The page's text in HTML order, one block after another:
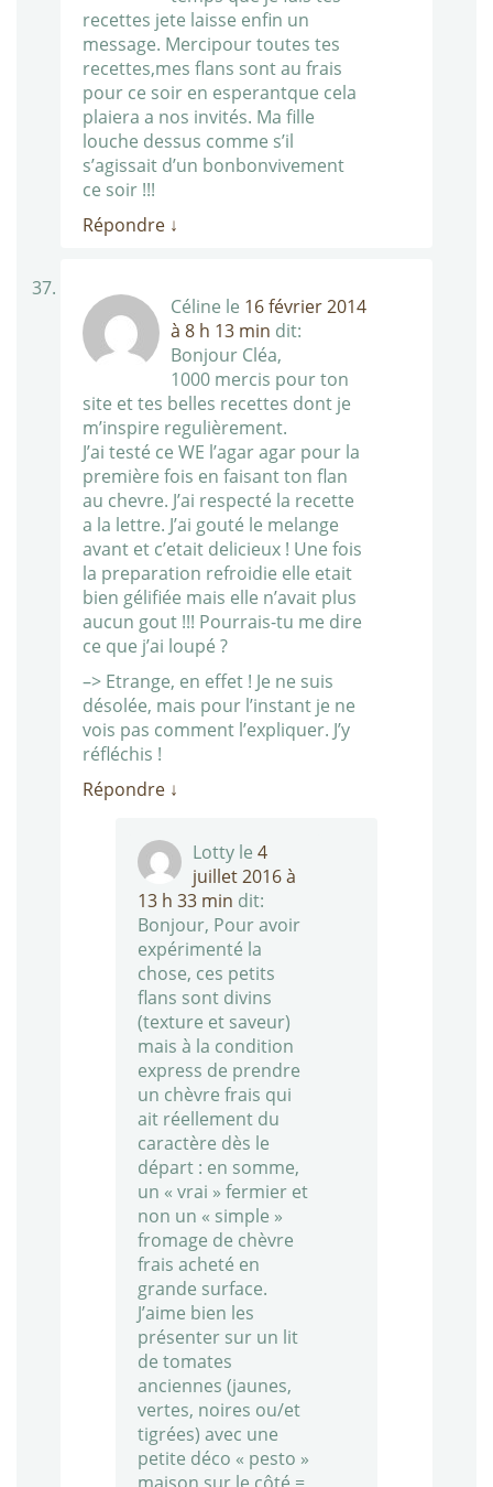
recettes jete laisse enfin un
message. Mercipour toutes tes
recettes,mes flans sont au frais
pour ce soir en esperantque cela
plaiera a nos invités. Ma fille
louche dessus comme s’il
s’agissait d’un bonbonvivement
ce soir !!!
Répondre ↓
Céline le 16 février 2014
à 8 h 13 min dit:
Bonjour Cléa,
1000 mercis pour ton
site et tes belles recettes dont je
m’inspire regulièrement.
J’ai testé ce WE l’agar agar pour la
première fois en faisant ton flan
au chevre. J’ai respecté la recette
a la lettre. J’ai gouté le melange
avant et c’etait delicieux ! Une fois
la preparation refroidie elle etait
bien gélifiée mais elle n’avait plus
aucun gout !!! Pourrais-tu me dire
ce que j’ai loupé ?
–> Etrange, en effet ! Je ne suis
désolée, mais pour l’instant je ne
vois pas comment l’expliquer. J’y
réfléchis !
Répondre ↓
Lotty le 4
juillet 2016 à
13 h 33 min dit:
Bonjour, Pour avoir
expérimenté la
chose, ces petits
flans sont divins
(texture et saveur)
mais à la condition
express de prendre
un chèvre frais qui
ait réellement du
caractère dès le
départ : en somme,
un « vrai » fermier et
non un « simple »
fromage de chèvre
frais acheté en
grande surface.
J’aime bien les
présenter sur un lit
de tomates
anciennes (jaunes,
vertes, noires ou/et
tigrées) avec une
petite déco « pesto »